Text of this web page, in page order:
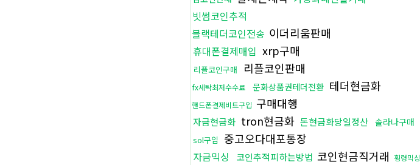
빗썸코인추적
블랙테더코인전송 이더리움판매
휴대폰결제매입 xrp구매
리플코인구매 리플코인판매
fx세탁최저수수료 문화상품권테더전환 테더현금화
핸드폰결제비트구입 구매대행
자금현금화 tron현금화 돈현금화당일정산 솔라나구매
sol구입 중고오다대포통장
자금믹싱 코인추적피하는방법 코인현금직거래 횡령믹싱